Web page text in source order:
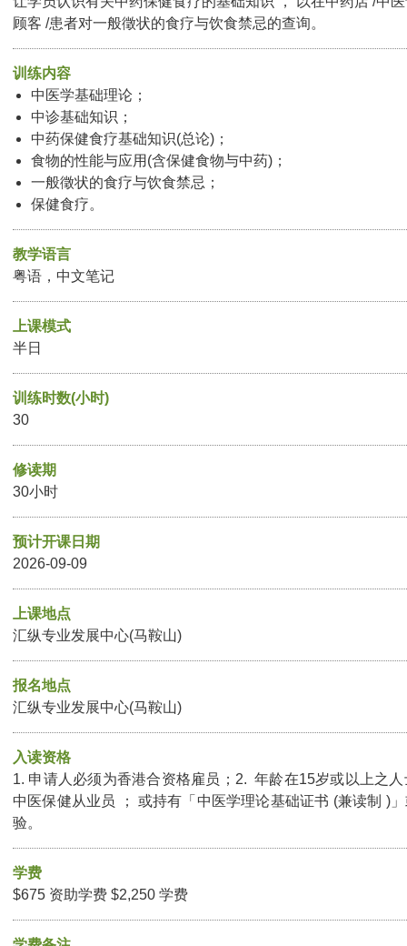
顾客 /患者对一般徵状的食疗与饮食禁忌的查询。
训练内容
中医学基础理论；
中诊基础知识；
中药保健食疗基础知识(总论)；
食物的性能与应用(含保健食物与中药)；
一般徵状的食疗与饮食禁忌；
保健食疗。
教学语言
粤语，中文笔记
上课模式
半日
训练时数(小时)
30
修读期
30小时
预计开课日期
2026-09-09
上课地点
汇纵专业发展中心(马鞍山)
报名地点
汇纵专业发展中心(马鞍山)
入读资格
1. 申请人必须为香港合资格雇员；2. 年龄在15岁或以上之
中医保健从业员 ； 或持有「中医学理论基础证书 (兼读制 )
验。
学费
$675 资助学费 $2,250 学费